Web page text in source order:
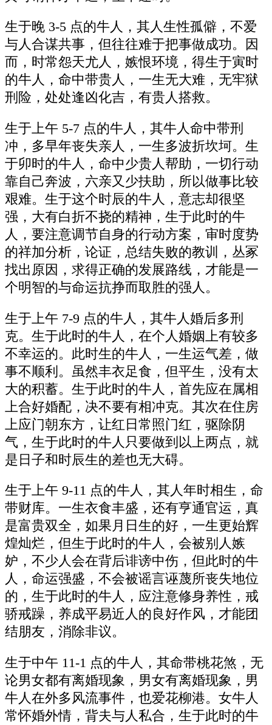
生于晚 3-5 点的牛人，其人生性孤僻，不爱
与人合谋共事，但往往难于把事做成功。因
而，时常怨天尤人，嫉恨环境，得生于寅时
的牛人，命中带贵人，一生无大难，无牢狱
刑险，处处逢凶化吉，有贵人搭救。
生于上午 5-7 点的牛人，其牛人命中带刑
冲，多早年丧失亲人，一生多波折坎坷。生
于卯时的牛人，命中少贵人帮助，一切行动
靠自己奔波，六亲又少扶助，所以做事比较
艰难。生于这个时辰的牛人，意志却很坚
强，大有白折不挠的精神，生于此时的牛
人，要注意调节自身的行动方案，审时度势
的祥加分析，论证，总结失败的教训，丛冢
找出原因，求得正确的发展路线，才能是一
个明智的与命运抗挣而取胜的强人。
生于上午 7-9 点的牛人，其牛人婚后多刑
克。生于此时的牛人，在个人婚姻上有较多
不幸运的。此时生的牛人，一生运气差，做
事不顺利。虽然丰衣足食，但平生，没有太
大的积蓄。生于此时的牛人，首先应在属相
上合好婚配，决不要有相冲克。其次在住房
上应门朝东方，让红日常照门红，驱除阴
气，生于此时的牛人只要做到以上两点，就
是日子和时辰生的差也无大碍。
生于上午 9-11 点的牛人，其人年时相生，命
带财库。一生衣食丰盛，还有亨通官运，真
是富贵双全，如果月日生的好，一生更始辉
煌灿烂，但生于此时的牛人，会被别人嫉
妒，不少人会在背后诽谤中伤，但此时的牛
人，命运强盛，不会被谣言诬蔑所丧失地位
的，生于此时的牛人，应注意修身养性，戒
骄戒躁，养成平易近人的良好作风，才能团
结朋友，消除非议。
生于中午 11-1 点的牛人，其命带桃花煞，无
论男女都有离婚现象，男女有离婚现象，男
牛人在外多风流事件，也爱花柳港。女牛人
常怀婚外情，背夫与人私合，生于此时的牛